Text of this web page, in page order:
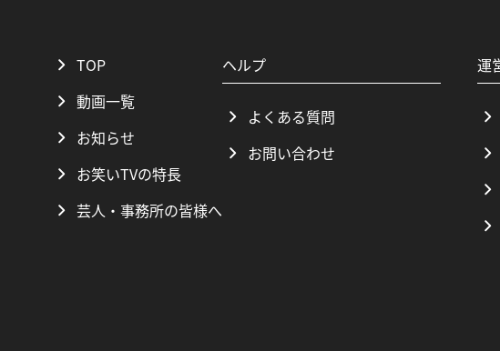
TOP
動画一覧
お知らせ
お笑いTVの特長
芸人・事務所の皆様へ
ヘルプ
よくある質問
お問い合わせ
運